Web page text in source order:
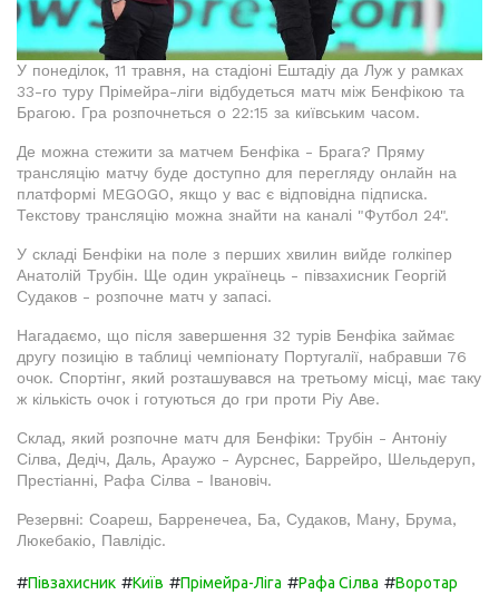
У понеділок, 11 травня, на стадіоні Ештадіу да Луж у рамках
33-го туру Прімейра-ліги відбудеться матч між Бенфікою та
Брагою. Гра розпочнеться о 22:15 за київським часом.
Де можна стежити за матчем Бенфіка - Брага? Пряму
трансляцію матчу буде доступно для перегляду онлайн на
платформі MEGOGO, якщо у вас є відповідна підписка.
Текстову трансляцію можна знайти на каналі "Футбол 24".
У складі Бенфіки на поле з перших хвилин вийде голкіпер
Анатолій Трубін. Ще один українець - півзахисник Георгій
Судаков - розпочне матч у запасі.
Нагадаємо, що після завершення 32 турів Бенфіка займає
другу позицію в таблиці чемпіонату Португалії, набравши 76
очок. Спортінг, який розташувався на третьому місці, має таку
ж кількість очок і готуються до гри проти Ріу Аве.
Склад, який розпочне матч для Бенфіки: Трубін - Антоніу
Сілва, Дедіч, Даль, Араужо - Аурснес, Баррейро, Шельдеруп,
Престіанні, Рафа Сілва - Івановіч.
Резервні: Соареш, Барренечеа, Ба, Судаков, Ману, Брума,
Люкебакіо, Павлідіс.
#Півзахисник #Київ #Прімейра-Ліга #Рафа Сілва #Воротар